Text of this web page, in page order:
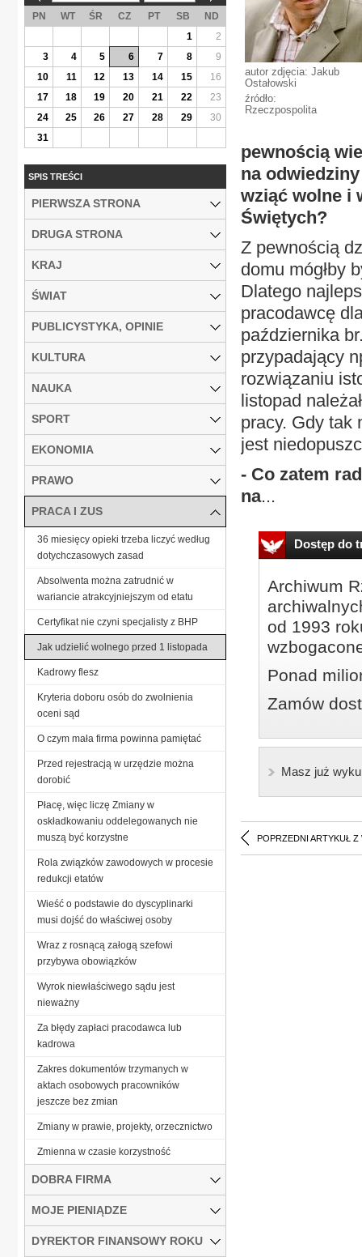
autor zdjęcia: Jakub
Ostałowski
źródło:
Rzeczpospolita
pewnością
na
wziąć wolne i
Świętych?
Z pewnością
domu mógłby
Dlatego
pracodawcę
października
przypadający
rozwiązaniu
listopad
pracy. Gdy tak
jest
- Co zatem
na...
Dostęp do
Archiwum
od 1993
Ponad
Zamów
Masz już
POPRZEDNI ARTYKUŁ Z
PN WT ŚR CZ PT SB
ND
1
2
3
4 5 6 7 8
9
10
11 12 13 14 15
16
17
18 19 20 21 22
23
24
25 26 27 28 29
30
31
SPIS TREŚCI
PIERWSZA STRONA
DRUGA STRONA
KRAJ
ŚWIAT
PUBLICYSTYKA, OPINIE
KULTURA
NAUKA
SPORT
EKONOMIA
PRAWO
PRACA I ZUS
36 miesięcy opieki trzeba liczyć według
dotychczasowych zasad
Absolwenta można zatrudnić w
wariancie atrakcyjniejszym od etatu
Certyfikat nie czyni specjalisty z BHP
Jak udzielić wolnego przed 1 listopada
Kadrowy flesz
Kryteria doboru osób do zwolnienia
oceni sąd
O czym mała firma powinna pamiętać
Przed rejestracją w urzędzie można
dorobić
Płacę, więc liczę Zmiany w
oskładkowaniu oddelegowanych nie
muszą być korzystne
Rola związków zawodowych w procesie
redukcji etatów
Wieść o podstawie do dyscyplinarki
musi dojść do właściwej osoby
Wraz z rosnącą załogą szefowi
przybywa obowiązków
Wyrok niewłaściwego sądu jest
nieważny
Za błędy zapłaci pracodawca lub
kadrowa
Zakres dokumentów trzymanych w
aktach osobowych pracowników
jeszcze bez zmian
Zmiany w prawie, projekty, orzecznictwo
Zmienna w czasie korzystność
DOBRA FIRMA
MOJE PIENIĄDZE
DYREKTOR FINANSOWY ROKU